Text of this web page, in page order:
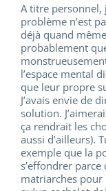
A titre personnel,
problème n’est
déjà quand
probablement
l’espace mental
que leur propre
J’avais envie de
solution.
ça rendrait les
aussi d’ailleurs).
exemple que la
s’effondrer parce
matriarches